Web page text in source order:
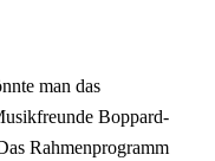
man das
Boppard-
Rahmenprogramm